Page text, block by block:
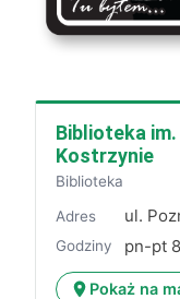
Biblioteka im.
Kostrzynie
Biblioteka
Adres ul.
Godziny pn-pt
Pokaż na